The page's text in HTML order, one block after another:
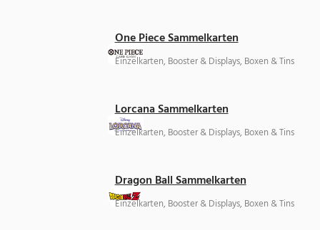
One Piece Sammelkarten
Einzelkarten, Booster & Displays, Boxen & Tins
Lorcana Sammelkarten
Einzelkarten, Booster & Displays, Boxen & Tins
Dragon Ball Sammelkarten
Einzelkarten, Booster & Displays, Boxen & Tins